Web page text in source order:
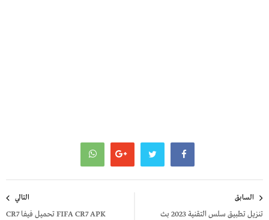
المقالات
السابق
تنزيل تطبيق سلس التقنية 2023 بث
التالي
FIFA CR7 APK تحميل فيفا CR7